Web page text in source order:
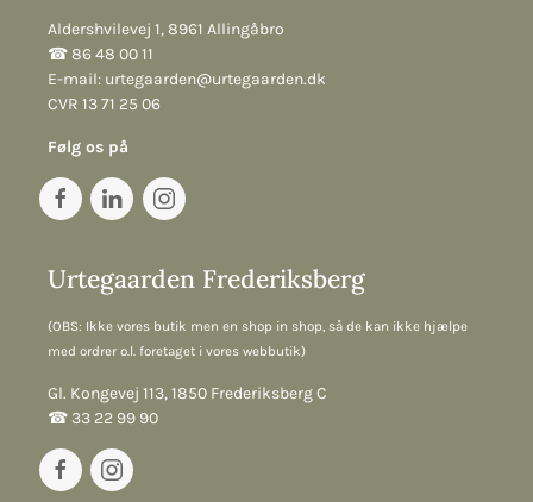
Aldershvilevej 1, 8961 Allingåbro
☎︎ 86 48 00 11
E-mail: urtegaarden@urtegaarden.dk
CVR 13 71 25 06
Følg os på
Urtegaarden Frederiksberg
(OBS: Ikke vores butik men en shop in shop, så de kan ikke hjælpe
med ordrer o.l. foretaget i vores webbutik)
Gl. Kongevej 113, 1850 Frederiksberg C
☎︎ 33 22 99 90